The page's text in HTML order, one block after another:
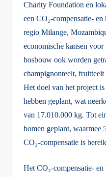
Charity Foundation en
een CO₂-compensatie-
regio Milange,
economische kansen
bosbouw ook worden
champignonteelt,
Het doel van het project
hebben geplant, wat
van 17.010.000 kg. Tot
bomen geplant, waarmee
CO₂-compensatie is
Het CO₂-compensatie-